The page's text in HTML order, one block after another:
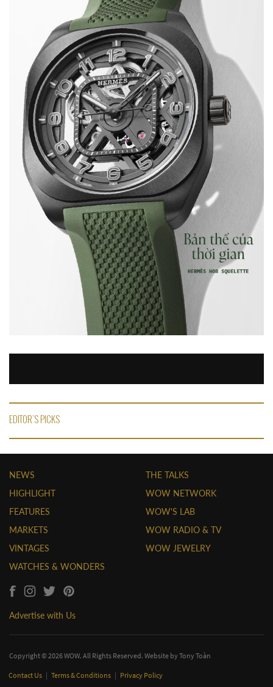
EDITOR'S PICKS
NEWS
HIGHLIGHT
FEATURES
MARKETS
VINTAGES
WATCHES & WONDERS
THE TALKS
WOW NETWORK
WOW'S LAB
WOW RADIO & TV
WOW JEWELRY
Advertise with Us
Copyright © 2026 WOW. All Rights Reserved. Website byTony Toàn
Contact Us | Terms & Conditions | Privacy Policy